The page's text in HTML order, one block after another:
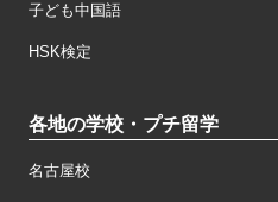
子ども中国語
HSK検定
各地の学校・プチ留学
名古屋校